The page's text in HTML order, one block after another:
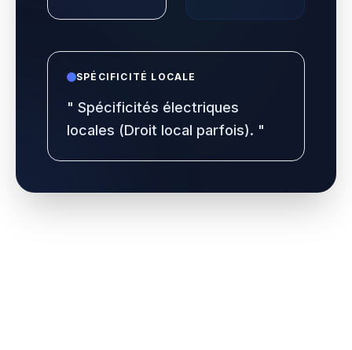
SPÉCIFICITÉ LOCALE
" Spécificités électriques
locales (Droit local parfois). "